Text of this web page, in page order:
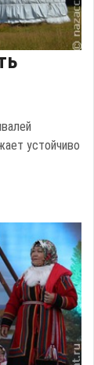
устойчиво